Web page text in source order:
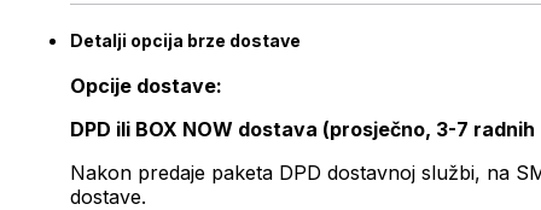
Detalji opcija brze dostave
Opcije dostave:
DPD ili BOX NOW dostava (prosječno, 3-7 radnih
Nakon predaje paketa DPD dostavnoj službi, na
dostave.